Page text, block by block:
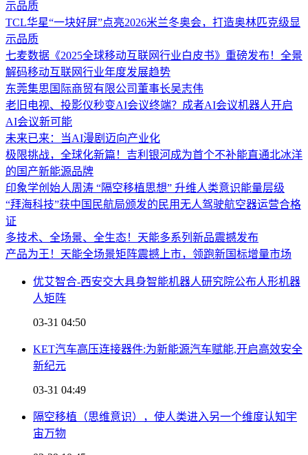
示品质
TCL华星“一块好屏”点亮2026米兰冬奥会，打造奥林匹克级显
示品质
七麦数据《2025全球移动互联网行业白皮书》重磅发布！全景
解码移动互联网行业年度发展趋势
东莞集思国际商贸有限公司董事长吴志伟
老旧电视、投影仪秒变AI会议终端？成者AI会议机器人开启
AI会议新可能
未来已来：当AI漫剧迈向产业化
极限挑战，全球化新篇！吉利银河成为首个不补能直通北冰洋
的国产新能源品牌
印象学创始人周涛 “隔空移植思想” 升维人类意识能量层级
“拜海科技”获中国民航局颁发的民用无人驾驶航空器运营合格
证
多技术、全场景、全生态！天能多系列新品震撼发布
产品为王！天能全场景矩阵震撼上市，领跑新国标增量市场
优艾智合-西安交大具身智能机器人研究院公布人形机器
人矩阵
03-31 04:50
KET汽车高压连接器件:为新能源汽车赋能,开启高效安全
新纪元
03-31 04:49
隔空移植（思维意识），使人类进入另一个维度认知宇
宙万物